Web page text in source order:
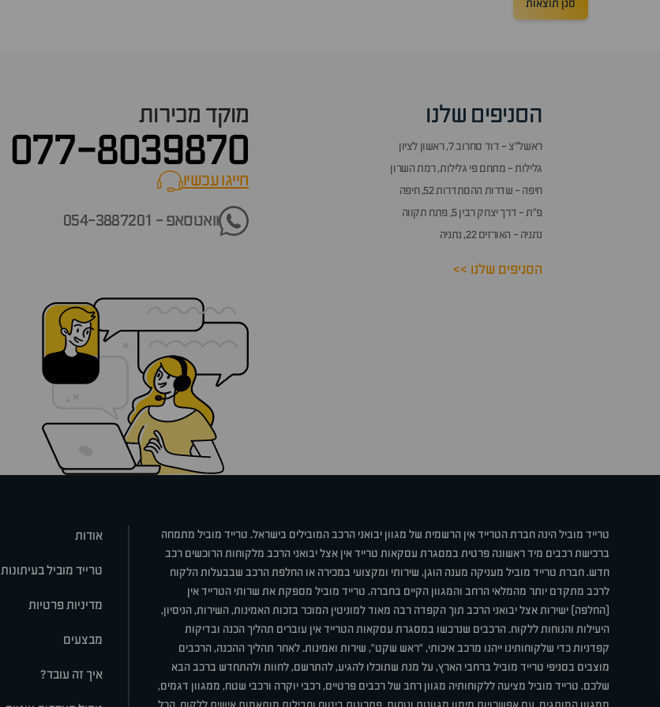
סנן תוצאות
הסניפים שלנו
ראשל״צ - דוד סחרוב 7, ראשון לציון
גלילות - מתחם פי גלילות, רמת השרון
חיפה - שדרות ההסתדרות 52, חיפה
פ״ת - דרך יצחק רבין 5, פתח תקווה
נתניה - האורזים 22, נתניה
הסניפים שלנו >>
מוקד מכירות
077-8039870
חייגו עכשיוcall now
וואטסאפ - 054-3887201
טרייד מוביל הינה חברת הטרייד אין הרשמית של מגוון יבואני הרכב המובילים בישראל. טרייד מוביל מתמחה
ברכישת רכבים מיד ראשונה פרטית במסגרת עסקאות טרייד אין אצל יבואני הרכב מלקוחות הרוכשים רכב
חדש. חברת טרייד מוביל מעניקה מענה הוגן, שירותי ומקצועי במכירה או החלפת הרכב שבבעלות הלקוח
לרכב מתקדם יותר מהמלאי הרחב והמגוון הקיים בחברה. טרייד מוביל מספקת את שרותי הטרייד אין
(החלפה) ישירות אצל יבואני הרכב תוך הקפדה רבה מאוד למוניטין המוכר בזכות האמינות, השירות, הניסיון,
היעילות והנוחות ללקוח. הרכבים שנרכשו במסגרת עסקאות הטרייד אין עוברים תהליך הכנה ובדיקות
קפדניות כדי שלקוחותינו ייהנו מרכב איכותי, "ראש שקט", שירות ואמינות. לאחר תהליך ההכנה, הרכבים
מוצבים בסניפי טרייד מוביל ברחבי הארץ, על מנת שתוכלו להגיע, להתרשם, לחוות ולהתחדש ברכב הבא
שלכם. טרייד מוביל מציעה ללקוחותיה מגוון רחב של רכבים פרטיים, רכבי יוקרה ורכבי שטח, ממגוון דגמים,
אודות
טרייד מוביל בעיתונות
מדיניות פרטיות
מבצעים
איך זה עובד?